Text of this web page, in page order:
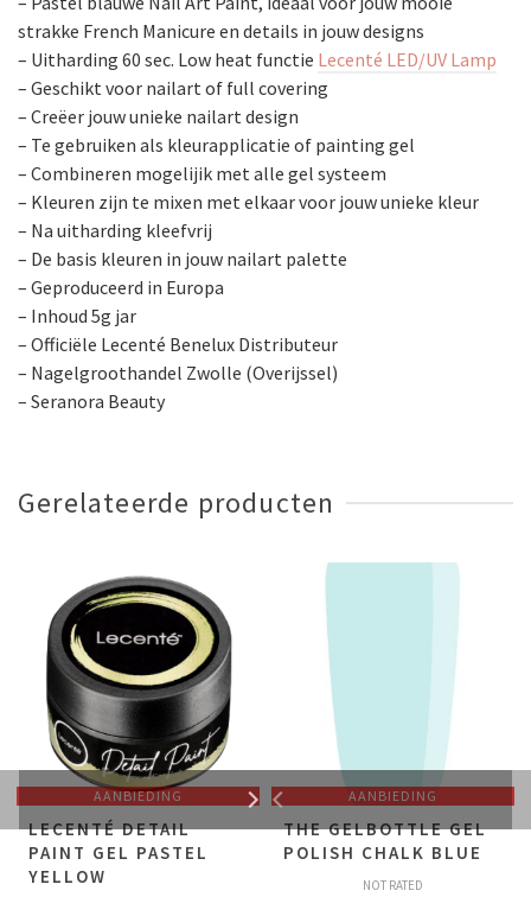
strakke French Manicure en details in jouw designs
– Uitharding 60 sec. Low heat functie Lecenté LED/UV Lamp
– Geschikt voor nailart of full covering
– Creëer jouw unieke nailart design
– Te gebruiken als kleurapplicatie of painting gel
– Combineren mogelijik met alle gel systeem
– Kleuren zijn te mixen met elkaar voor jouw unieke kleur
– Na uitharding kleefvrij
– De basis kleuren in jouw nailart palette
– Geproduceerd in Europa
– Inhoud 5g jar
– Officiële Lecenté Benelux Distributeur
– Nagelgroothandel Zwolle (Overijssel)
– Seranora Beauty
Gerelateerde producten
AANBIEDING
LECENTÉ DETAIL
PAINT GEL PASTEL
YELLOW
AANBIEDING
THE GELBOTTLE GEL
POLISH CHALK BLUE
NOT RATED